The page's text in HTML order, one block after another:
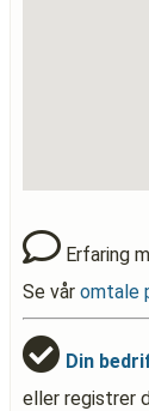
Erfaring
Se vår omtale
Din
eller registrer